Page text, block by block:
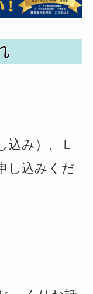
込み）、Ｌ
し込みくだ